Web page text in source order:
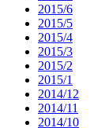
2015/6
2015/5
2015/4
2015/3
2015/2
2015/1
2014/12
2014/11
2014/10